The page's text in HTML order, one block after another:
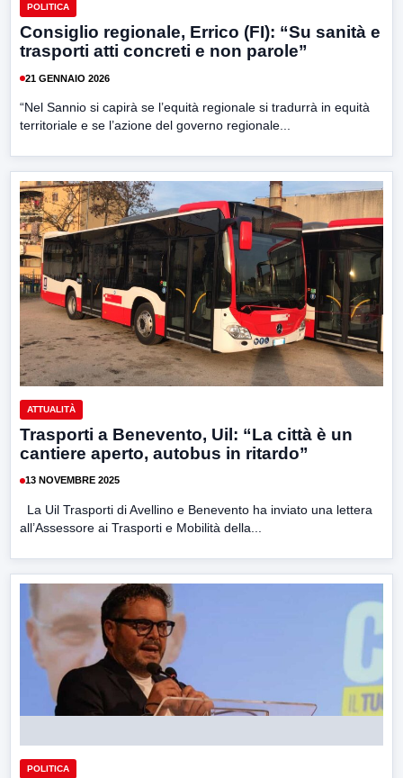
POLITICA
Consiglio regionale, Errico (FI): “Su sanità e
trasporti atti concreti e non parole”
21 GENNAIO 2026
“Nel Sannio si capirà se l’equità regionale si tradurrà in equità
territoriale e se l’azione del governo regionale...
ATTUALITÀ
Trasporti a Benevento, Uil: “La città è un
cantiere aperto, autobus in ritardo”
13 NOVEMBRE 2025
La Uil Trasporti di Avellino e Benevento ha inviato una lettera
all’Assessore ai Trasporti e Mobilità della...
POLITICA